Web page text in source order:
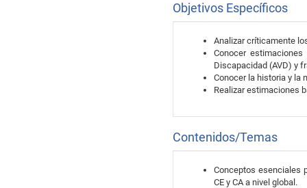
Objetivos Específicos
Analizar críticamente
Conocer
Discapacidad (AVD) y
Conocer la historia y la
Realizar estimaciones
Contenidos/Temas
Conceptos esenciales
CE y CA a nivel global.